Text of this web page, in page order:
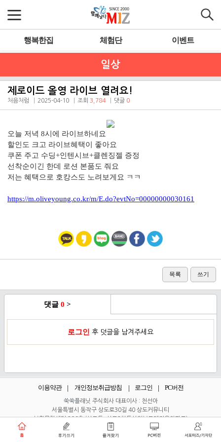
행복한집 체험단 이벤트
일상
제로이드 올영 라이브 열려요!
처음처럼 2025-04-10 조회 3,784 댓글 0
오늘 저녁 8시에 라이브하네요
할인도 크고 라이브혜택이 좋아요
쿠폰 주고 수딩+인텐시브+클렌징젤 증정
선착순이긴 한데 로션 본품도 줘요
저는 혜택으로 호캉스도 노려보게요 ㅋㅋ
https://m.oliveyoung.co.kr/m/E.do?evtNo=00000000030161
목록 쓰기
댓글 0 >
로그인 후 덧글을 남겨주세요
이용약관 개인정보취급방침 로그인 PC버전
쑥쑥플래닛 주식회사 대표이사 : 천선아
서울특별시 동작구 상도로30길 40 상도커뮤니티
복합문화센터 206호 (상도동, 상도2차두산위브트레지움아파트)
angel8467@gmail.com